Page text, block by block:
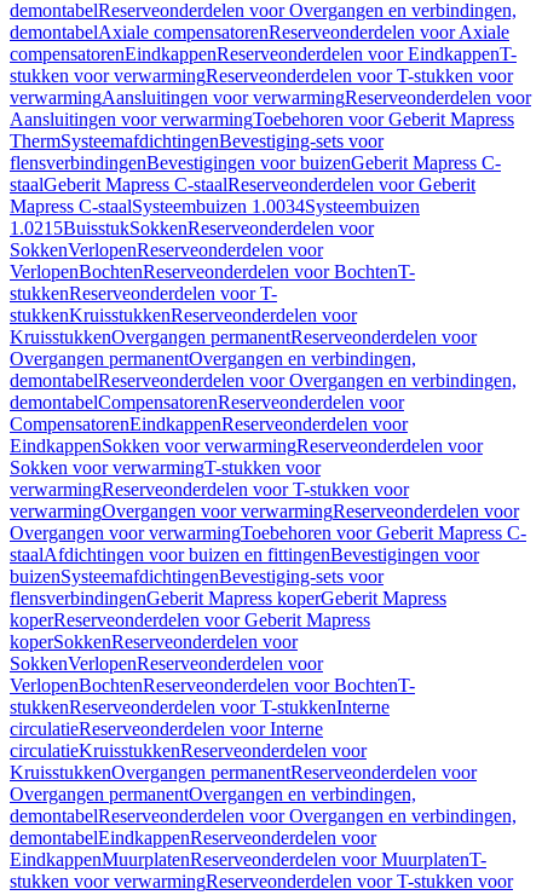
demontabelReserveonderdelen voor Overgangen en verbindingen,
demontabelAxiale compensatorenReserveonderdelen voor Axiale
compensatorenEindkappenReserveonderdelen voor EindkappenT-
stukken voor verwarmingReserveonderdelen voor T-stukken voor
verwarmingAansluitingen voor verwarmingReserveonderdelen voor
Aansluitingen voor verwarmingToebehoren voor Geberit Mapress
ThermSysteemafdichtingenBevestiging-sets voor
flensverbindingenBevestigingen voor buizenGeberit Mapress C-
staalGeberit Mapress C-staalReserveonderdelen voor Geberit
Mapress C-staalSysteembuizen 1.0034Systeembuizen
1.0215BuisstukSokkenReserveonderdelen voor
SokkenVerlopenReserveonderdelen voor
VerlopenBochtenReserveonderdelen voor BochtenT-
stukkenReserveonderdelen voor T-
stukkenKruisstukkenReserveonderdelen voor
KruisstukkenOvergangen permanentReserveonderdelen voor
Overgangen permanentOvergangen en verbindingen,
demontabelReserveonderdelen voor Overgangen en verbindingen,
demontabelCompensatorenReserveonderdelen voor
CompensatorenEindkappenReserveonderdelen voor
EindkappenSokken voor verwarmingReserveonderdelen voor
Sokken voor verwarmingT-stukken voor
verwarmingReserveonderdelen voor T-stukken voor
verwarmingOvergangen voor verwarmingReserveonderdelen voor
Overgangen voor verwarmingToebehoren voor Geberit Mapress C-
staalAfdichtingen voor buizen en fittingenBevestigingen voor
buizenSysteemafdichtingenBevestiging-sets voor
flensverbindingenGeberit Mapress koperGeberit Mapress
koperReserveonderdelen voor Geberit Mapress
koperSokkenReserveonderdelen voor
SokkenVerlopenReserveonderdelen voor
VerlopenBochtenReserveonderdelen voor BochtenT-
stukkenReserveonderdelen voor T-stukkenInterne
circulatieReserveonderdelen voor Interne
circulatieKruisstukkenReserveonderdelen voor
KruisstukkenOvergangen permanentReserveonderdelen voor
Overgangen permanentOvergangen en verbindingen,
demontabelReserveonderdelen voor Overgangen en verbindingen,
demontabelEindkappenReserveonderdelen voor
EindkappenMuurplatenReserveonderdelen voor MuurplatenT-
stukken voor verwarmingReserveonderdelen voor T-stukken voor